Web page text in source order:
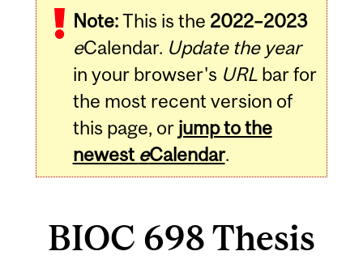
Note:This is the 2022–2023
eCalendar. Update the year
in your browser's URLbar for
the most recent version of
this page, or jump to the
newest eCalendar.
BIOC 698 Thesis